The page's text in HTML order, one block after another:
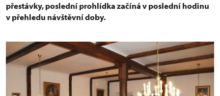
přestávky, poslední prohlídka začíná v poslední hodinu
v přehledu návštěvní doby.